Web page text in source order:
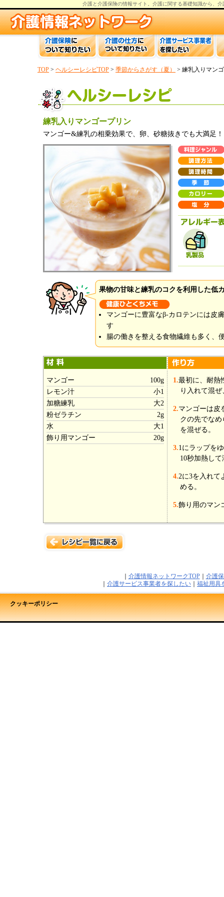
介護と介護保険の情報サイト。 介護に関する基礎知識から、 介
TOP > ヘルシーレシピTOP > 季節からさがす（夏） > 練乳入りマン
練乳入りマンゴープリン
マンゴー&練乳の相乗効果で、卵、砂糖抜きでも大満足！
果物の甘味と練乳のコクを利用した低
マンゴーに豊富なβ-カロテンには皮
す
腸の働きを整える食物繊維も多く、
マンゴー
100g
レモン汁
小1
加糖練乳
大2
粉ゼラチン
2g
水
大1
飾り用マンゴー
20g
1.最初に、耐熱
り入れて混
2.マンゴーは皮
クの先でな
を混ぜる。
3.1にラップを
10秒加熱し
4.2に3を入れて
める。
5.飾り用のマン
介護情報ネットワークTOP｜ 介護
介護サービス事業者を探したい 福祉用具
クッキーポリシー